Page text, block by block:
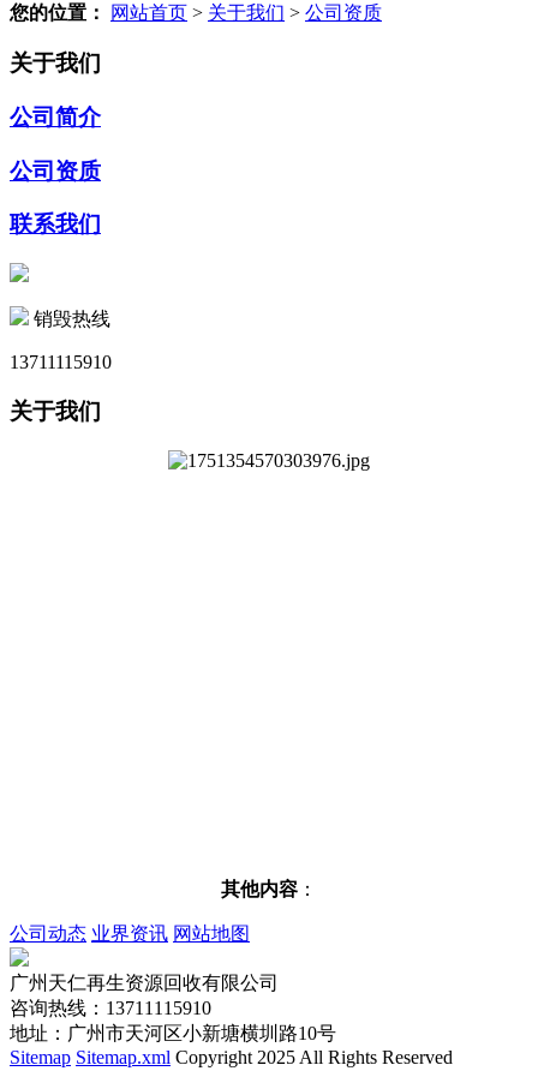
您的位置： 网站首页 > 关于我们 > 公司资质
关于我们
公司简介
公司资质
联系我们
销毁热线
13711115910
关于我们
其他内容 ：
公司动态 业界资讯 网站地图
广州天仁再生资源回收有限公司
咨询热线：13711115910
地址：广州市天河区小新塘横圳路10号
Sitemap Sitemap.xml Copyright 2025 All Rights Reserved